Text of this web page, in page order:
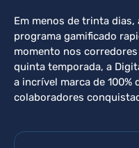
Em menos de trinta dias,
programa gamificado
momento nos
quinta temporada, a
a incrível marca de 100%
colaboradores